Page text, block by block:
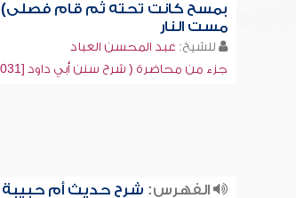
بمسح كانت تحته ثم قام فصلى) ,
مست النار
للشيخ: عبد المحسن العباد
جزء من محاضرة ( شرح سنن أبي داود [031])
الفهرس: شرح حديث أم